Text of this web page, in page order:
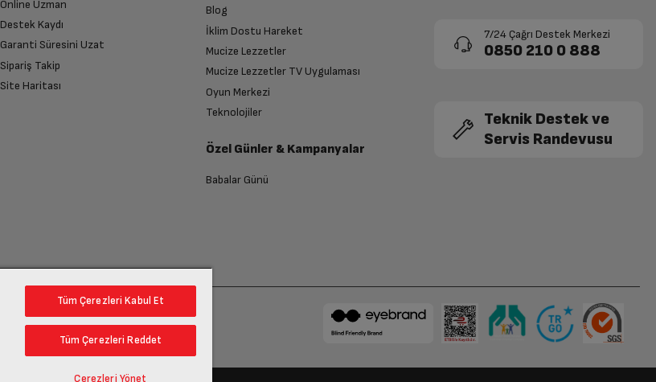
Online Uzman
Destek Kaydı
Garanti Süresini Uzat
Sipariş Takip
Site Haritası
Blog
İklim Dostu Hareket
Mucize Lezzetler
Mucize Lezzetler TV Uygulaması
Oyun Merkezi
Teknolojiler
Özel Günler & Kampanyalar
Babalar Günü
7/24 Çağrı Destek Merkezi
0850 210 0 888
Teknik Destek ve
Servis Randevusu
Tüm Çerezleri Kabul Et
Tüm Çerezleri Reddet
Çerezleri Yönet